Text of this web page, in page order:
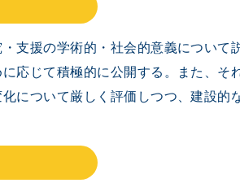
支援の学術的・社会的意義について
応じて積極的に公開する。また、
について厳しく評価しつつ、建設的